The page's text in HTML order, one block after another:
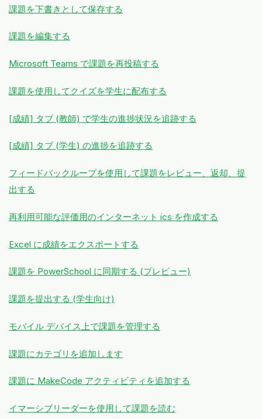
課題を下書きとして保存する
課題を編集する
Microsoft Teams で課題を再投稿する
課題を使用してクイズを学生に配布する
[成績] タブ (教師) で学生の進捗状況を追跡する
[成績] タブ (学生) の進捗を追跡する
フィードバックループを使用して課題をレビュー、返却、提
出する
再利用可能な評価用のインターネット ics を作成する
Excel に成績をエクスポートする
課題を PowerSchool に同期する (プレビュー)
課題を提出する (学生向け)
モバイル デバイス上で課題を管理する
課題にカテゴリを追加します
課題に MakeCode アクティビティを追加する
イマーシブリーダーを使用して課題を読む